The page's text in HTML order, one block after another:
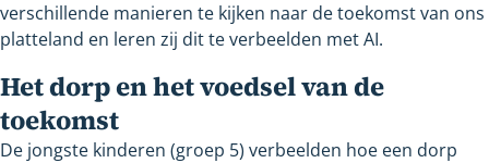
verschillende manieren te kijken naar de toekomst van ons
platteland en leren zij dit te verbeelden met AI.
Het dorp en het voedsel van de
toekomst
De jongste kinderen (groep 5) verbeelden hoe een dorp